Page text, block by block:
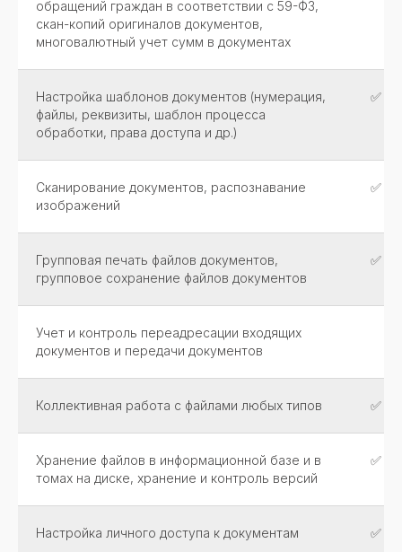
обращений граждан в соответствии с 59-ФЗ,
скан-копий оригиналов документов,
многовалютный учет сумм в документах
Настройка шаблонов документов (нумерация,
файлы, реквизиты, шаблон процесса
обработки, права доступа и др.)
✅
Сканирование документов, распознавание
изображений
✅
Групповая печать файлов документов,
групповое сохранение файлов документов
✅
Учет и контроль переадресации входящих
документов и передачи документов
Коллективная работа с файлами любых типов ✅
Хранение файлов в информационной базе и в
томах на диске, хранение и контроль версий
✅
Настройка личного доступа к документам ✅